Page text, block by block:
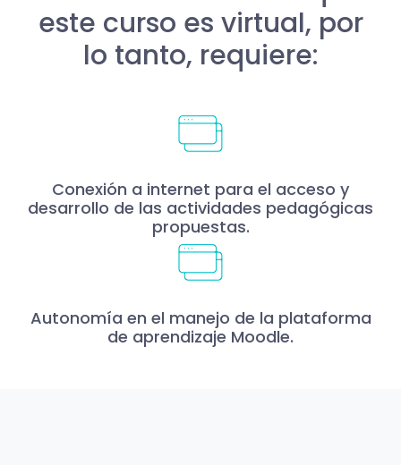
este curso es virtual, por
lo tanto, requiere:
Conexión a internet para el acceso y
desarrollo de las actividades pedagógicas
propuestas.
Autonomía en el manejo de la plataforma
de aprendizaje Moodle.